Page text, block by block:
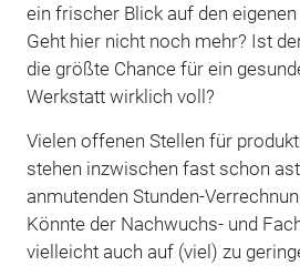
ein frischer Blick auf den
Geht hier nicht noch mehr? Ist
die größte Chance für ein
Werkstatt wirklich voll?
Vielen offenen Stellen für
stehen inzwischen fast schon
anmutenden Stunden-
Könnte der Nachwuchs- und
vielleicht auch auf (viel) zu